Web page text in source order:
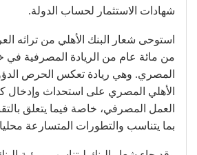
شهادات الاستثمار لحساب الدولة.
استوحى شعار البنك الأهلي من تراثه
من مائة عام من الريادة المصرفية في
المصري. وهي ريادة تعكس الحرص
الأهلي المصري على استحداث وإدخال
العمل المصرفي، خاصة فيما يتعلق
بما يتناسب والتطورات المتسارعة